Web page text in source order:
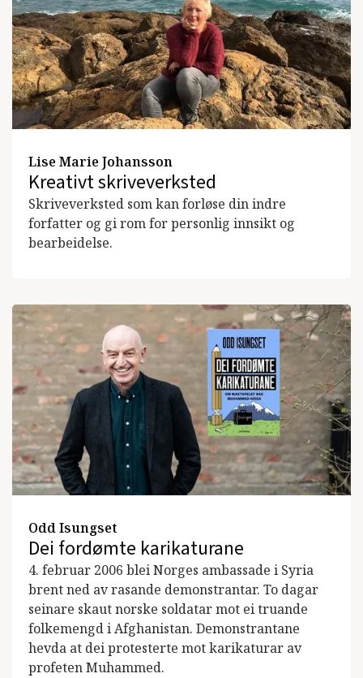
Lise Marie Johansson
Kreativt skriveverksted
Skriveverksted som kan forløse din indre
forfatter og gi rom for personlig innsikt og
bearbeidelse.
Odd Isungset
Dei fordømte karikaturane
4. februar 2006 blei Norges ambassade i Syria
brent ned av rasande demonstrantar. To dagar
seinare skaut norske soldatar mot ei truande
folkemengd i Afghanistan. Demonstrantane
hevda at dei protesterte mot karikaturar av
profeten Muhammed.